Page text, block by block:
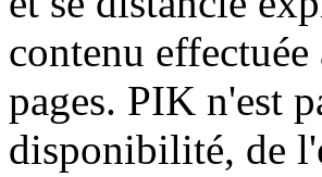
contenu effectuée
pages. PIK n'est
disponibilité, de